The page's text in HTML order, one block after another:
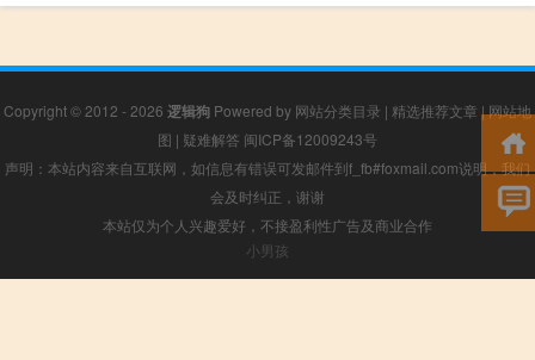
Copyright © 2012 - 2026 逻辑狗 Powered by 网站分类目录 | 精选推荐文章 |网站地
图 | 疑难解答 闽ICP备12009243号
声明：本站内容来自互联网，如信息有错误可发邮件到f_fb#foxmail.com说明，我们
会及时纠正，谢谢
本站仅为个人兴趣爱好，不接盈利性广告及商业合作
小男孩